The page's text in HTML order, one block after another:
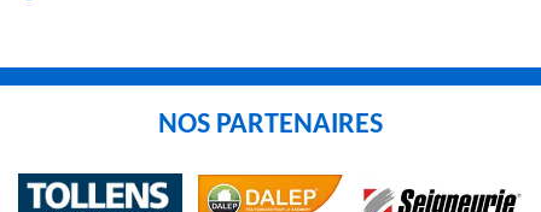
NOS PARTENAIRES